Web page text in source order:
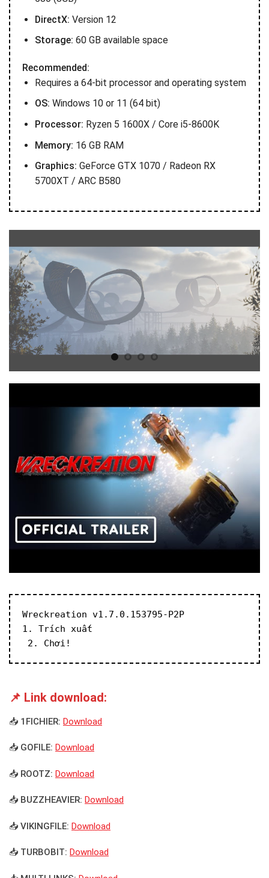
DirectX: Version 12
Storage: 60 GB available space
Recommended:
Requires a 64-bit processor and operating system
OS: Windows 10 or 11 (64 bit)
Processor: Ryzen 5 1600X / Core i5-8600K
Memory: 16 GB RAM
Graphics: GeForce GTX 1070 / Radeon RX
5700XT / ARC B580
Wreckreation v1.7.0.153795-P2P
1. Trích xuất
2. Chơi!
📌 Link download:
📥 1FICHIER: Download
📥 GOFILE: Download
📥 ROOTZ: Download
📥 BUZZHEAVIER: Download
📥 VIKINGFILE: Download
📥 TURBOBIT: Download